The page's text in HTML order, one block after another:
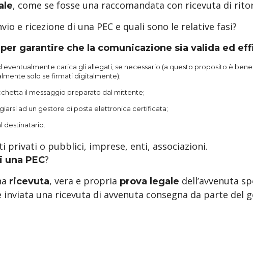
, come se fosse una raccomandata con ricevuta di
e ricezione di una PEC e quali sono le relative fasi?
per garantire che la comunicazione sia valida ed
eventualmente carica gli allegati, se necessario (a questo proposito è
solo se firmati digitalmente);
il messaggio preparato dal mittente;
ad un gestore di posta elettronica certificata;
destinatario.
privati o pubblici, imprese, enti, associazioni.
PEC?
ricevuta, vera e propria prova legale dell’avvenuta
una ricevuta di avvenuta consegna da parte del